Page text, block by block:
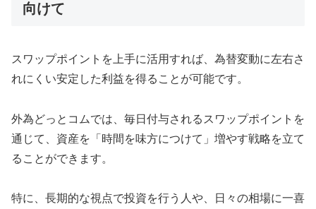
向けて
スワップポイントを上手に活用すれば、為替変動に左右さ
れにくい安定した利益を得ることが可能です。
外為どっとコムでは、毎日付与されるスワップポイントを
通じて、資産を「時間を味方につけて」増やす戦略を立て
ることができます。
特に、長期的な視点で投資を行う人や、日々の相場に一喜